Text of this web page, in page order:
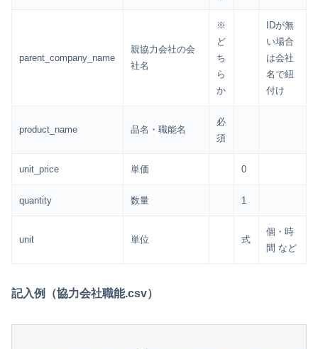
parent_company_name
親協力会社の会
社名
※
ど
ち
ら
か
IDが無
い場合
は会社
名で紐
付け
product_name 品名・職能名
必
須
unit_price 単価 0
quantity 数量 1
unit 単位 式
個・時
間 など
記入例（協力会社職能.csv）